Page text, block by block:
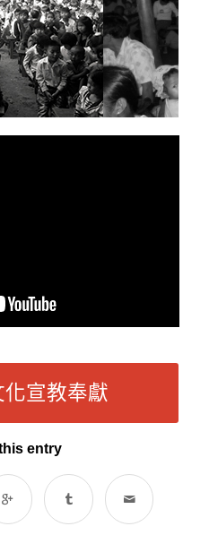
宣教奉獻
entry